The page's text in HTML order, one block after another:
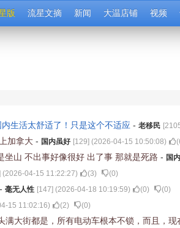
版 流星文摘 新闻 大温店铺 视频
生活太舒适了！只是这个不适应 - 老移民 [
加拿大 - 国内虽好 [129] (2026-04-15 10:50:08) (
坐山 不出事好像很好 出了事 那就是死路 - 国
(2026-04-15 11:22:27) (3) (0)
- 毫无人性 [147] (2026-04-18 10:19:59) (0) (0)
15 11:02:16) (2) (0)
满大街都是，所有电动车根本不锁，而且，